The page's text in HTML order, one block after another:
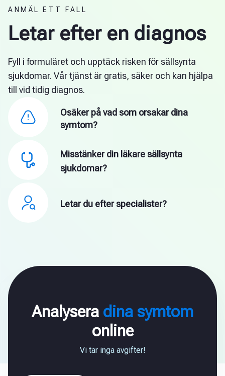
ANMÄL ETT FALL
Letar efter en diagnos
Fyll i formuläret och upptäck risken för sällsynta
sjukdomar. Vår tjänst är gratis, säker och kan hjälpa
till vid tidig diagnos.
Osäker på vad som orsakar dina
symtom?
Misstänker din läkare sällsynta
sjukdomar?
Letar du efter specialister?
Analysera dina symtom
online
Vi tar inga avgifter!